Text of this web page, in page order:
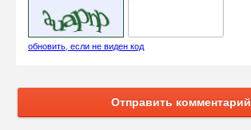
обновить, если не виден код
Отправить комментарий